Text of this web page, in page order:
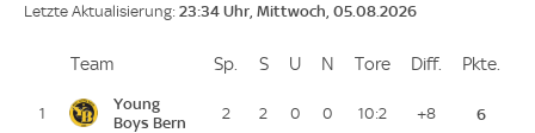
Letzte Aktualisierung: 23:34 Uhr, Mittwoch, 05.08.2026
PlatzTeam Sp. Spiele
SSiege
U Unentschieden
N Niederlagen
Tore ToreDiff. Differenz
Pkte.
1
Young
Boys Bern
2 2 0 0 10:2 +8 6